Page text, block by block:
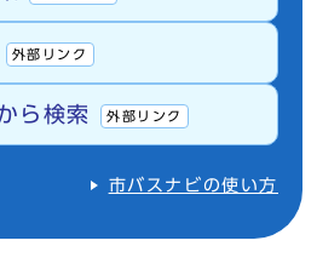
外部リンク
ら検索 外部リンク
市バスナビの使い方